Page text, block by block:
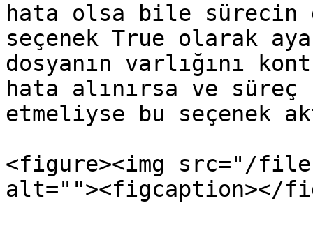
hata olsa bile sürecin
seçenek True olarak
dosyanın varlığını
hata alınırsa ve süreç
etmeliyse bu seçenek
<figure><img src="/
alt=""><figcaption></